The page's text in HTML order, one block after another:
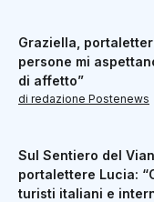
Graziella,
persone mi
di affetto”
di redazione Postenews
Sul Sentiero del
portalettere Lucia:
turisti italiani e